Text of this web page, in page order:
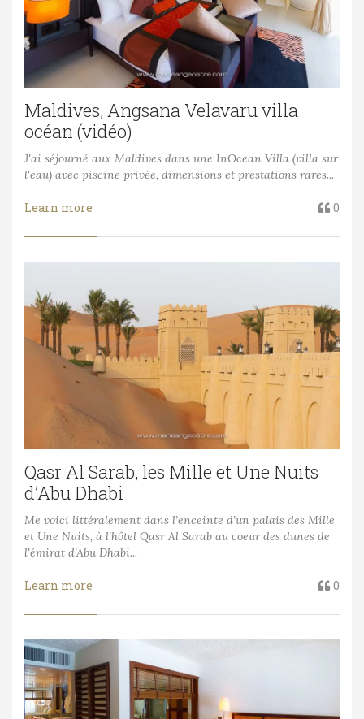
Maldives, Angsana Velavaru villa
océan (vidéo)
J'ai séjourné aux Maldives dans une InOcean Villa (villa sur
l'eau) avec piscine privée, dimensions et prestations rares...
Learn more 0
Qasr Al Sarab, les Mille et Une Nuits
d’Abu Dhabi
Me voici littéralement dans l’enceinte d’un palais des Mille
et Une Nuits, à l'hôtel Qasr Al Sarab au coeur des dunes de
l'émirat d'Abu Dhabi...
Learn more 0